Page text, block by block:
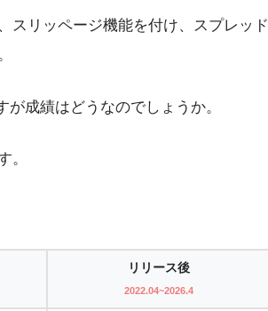
スリッページ機能を付け、スプレッド
成績はどうなのでしょうか。
。
リリース後
2022.04~2026.4